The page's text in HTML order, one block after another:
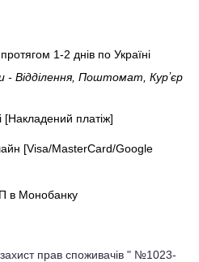
1-2 днів по Україні
Відділення, Поштомат, Курʼєр
[Накладений платіж]
[Visa/MasterCard/Google
в Монобанку
прав споживачів " №1023-